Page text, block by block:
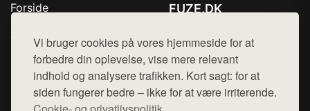
Vi bruger cookies på vores hjemmeside for at
forbedre din oplevelse, vise mere relevant
indhold og analysere trafikken. Kort sagt: for at
siden fungerer bedre – ikke for at være irriterende.
Forside
Top Rabatter
Kontakt
FUZE.DK
Mail: hej@want.dk
Cookie- og privatlivspolitik